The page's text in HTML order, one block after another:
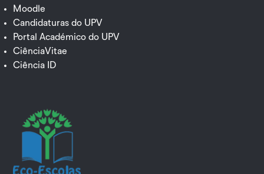
Moodle
Candidaturas do UPV
Portal Académico do UPV
CiênciaVitae
Ciência ID